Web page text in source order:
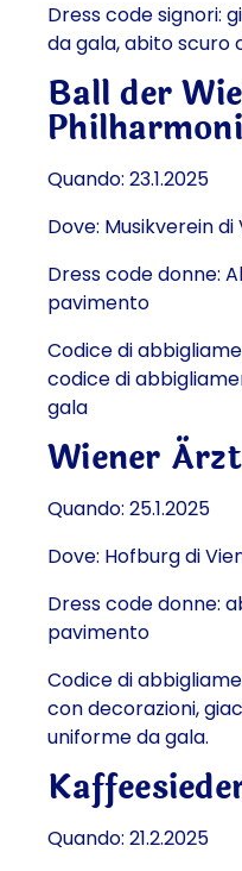
Dress code signori:
da gala, abito scuro
Ball der
Quando: 23.1.2025
Dove: Musikverein di
Dress code donne:
pavimento
Codice di
codice di
gala
Wiener
Quando: 25.1.2025
Dove: Hofburg di
Dress code donne:
pavimento
Codice di
con decorazioni,
uniforme da gala.
Quando: 21.2.2025